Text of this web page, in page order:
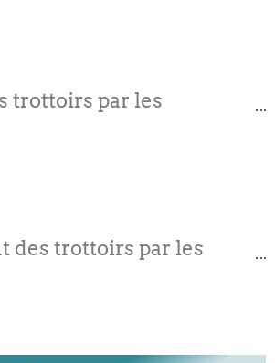
trottoirs par les
des trottoirs par les